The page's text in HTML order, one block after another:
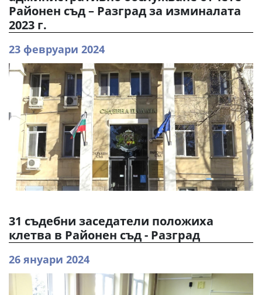
Районен съд – Разград за изминалата
2023 г.
23 февруари 2024
31 съдебни заседатели положиха
клетва в Районен съд - Разград
26 януари 2024